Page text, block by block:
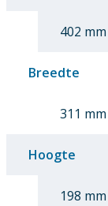
402 mm
Breedte
311 mm
Hoogte
198 mm